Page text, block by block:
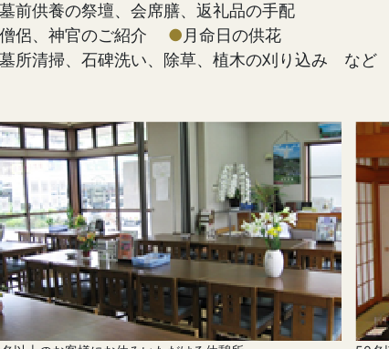
墓前供養の祭壇、会席膳、返礼品の手配
僧侶、神官のご紹介 ● 月命日の供花
墓所清掃、石碑洗い、除草、植木の刈り込み など